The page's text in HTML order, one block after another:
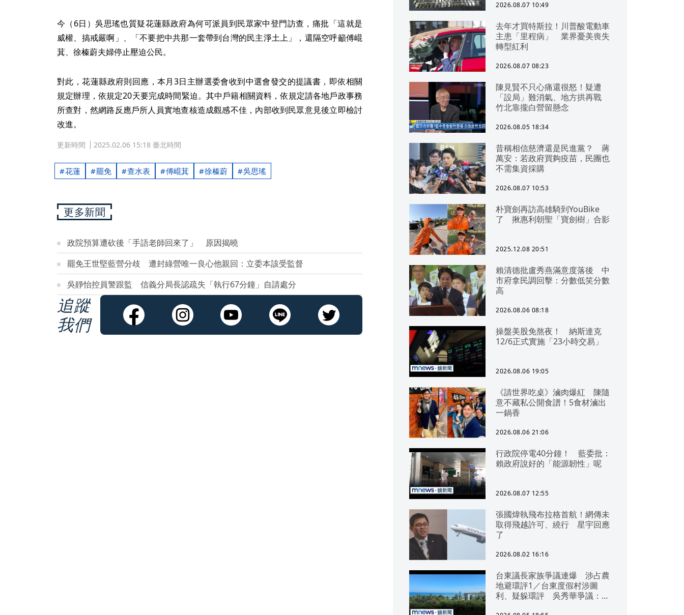
今（6日）吳思瑤也質疑花蓮縣政府為何可派員到民眾家中登門訪查，痛批「這就是
威權、搞戒嚴啊」、「不要把中共那一套帶到台灣的民主淨土上」，還隔空呼籲傅崐
萁、徐榛蔚夫婦停止壓迫公民。
對此，花蓮縣政府則回應，本月3日主辦選委會收到中選會發交的提議書，即依相關
規定辦理，依規定20天要完成時間緊迫。其中戶籍相關資料，依規定請各地戶政事務
所查對，然網路反應戶所人員實地查核造成觀感不佳，內部收到民眾意見後立即檢討
改進。
更新時間 2025.02.06 15:18 臺北時間
花蓮 罷免 查水表 傅崐萁 徐榛蔚 吳思瑤
更多新聞
政院預算遭砍後「手語老師回來了」 原因揭曉
罷免王世堅藍營分歧 遭封綠營唯一良心他親回：立委本該受監督
吳靜怡控員警跟監 信義分局長認疏失「執行67分鐘」自請處分
追蹤
我們
2026.08.07 10:49
去年才買特斯拉！川普酸電動車
主患「里程病」 業界憂美喪失
轉型紅利
2026.08.07 08:23
陳見賢不只心痛還很怒！疑遭
「設局」難消氣、地方拱再戰
竹北靠攏白營留懸念
2026.08.05 18:34
昔稱相信慈濟還是民進黨？ 蔣
萬安：若政府買夠疫苗，民團也
不需集資採購
2026.08.07 10:53
朴寶劍再訪高雄騎到YouBike
了 揪惠利朝聖「寶劍樹」合影
2025.12.08 20:51
賴清德批盧秀燕滿意度落後 中
市府拿民調回擊：分數低笑分數
高
2026.08.06 08:18
操盤美股免熬夜！ 納斯達克
12/6正式實施「23小時交易」
2026.08.06 19:05
《請世界吃桌》滷肉爆紅 陳隨
意不藏私公開食譜！5食材滷出
一鍋香
2026.08.06 21:06
行政院停電40分鐘！ 藍委批：
賴政府說好的「能源韌性」呢
2026.08.07 12:55
張國煒執飛布拉格首航！網傳未
取得飛越許可、繞行 星宇回應
了
2026.08.02 16:16
台東議長家族爭議連爆 涉占農
地避環評1／台東度假村涉圖
利、疑躲環評 吳秀華爭議：概